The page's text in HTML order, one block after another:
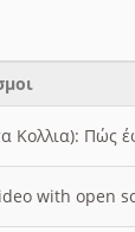
Κολλια): Πώς
with open